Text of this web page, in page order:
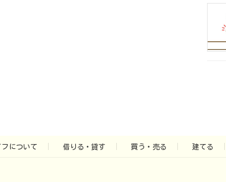
フについて 借りる・貸す 買う・売る 建てる